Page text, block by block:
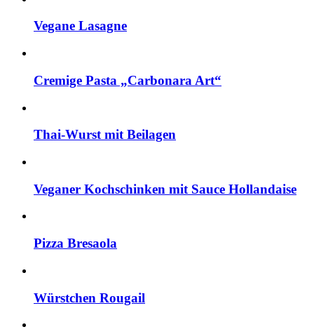
Vegane Lasagne
Cremige Pasta „Carbonara Art“
Thai-Wurst mit Beilagen
Veganer Kochschinken mit Sauce Hollandaise
Pizza Bresaola
Würstchen Rougail